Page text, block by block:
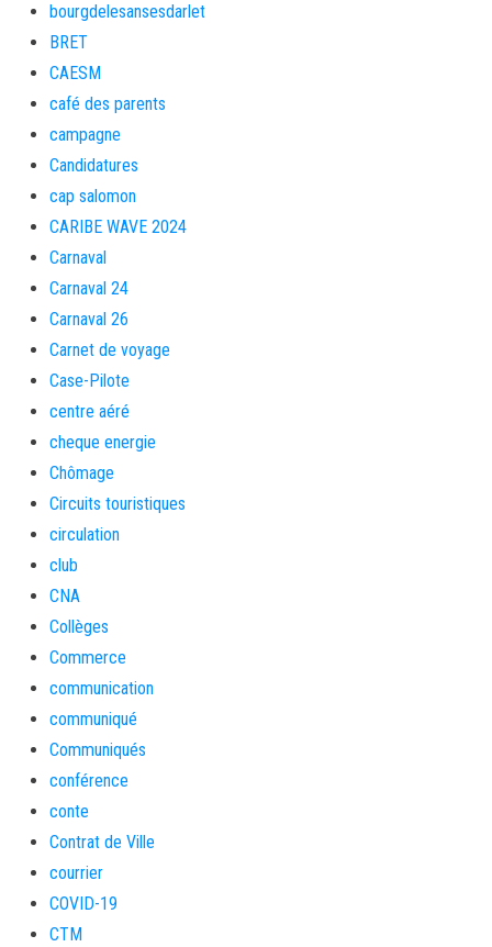
bourgdelesansesdarlet
BRET
CAESM
café des parents
campagne
Candidatures
cap salomon
CARIBE WAVE 2024
Carnaval
Carnaval 24
Carnaval 26
Carnet de voyage
Case-Pilote
centre aéré
cheque energie
Chômage
Circuits touristiques
circulation
club
CNA
Collèges
Commerce
communication
communiqué
Communiqués
conférence
conte
Contrat de Ville
courrier
COVID-19
CTM